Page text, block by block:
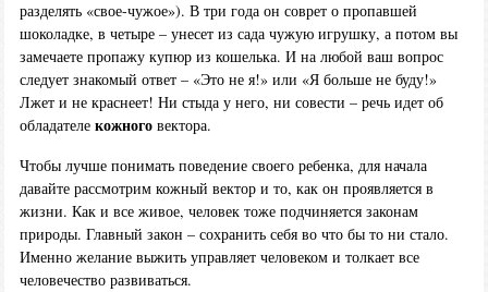
разделять «свое-чужое»). В три года он соврет о пропавшей
шоколадке, в четыре – унесет из сада чужую игрушку, а потом вы
замечаете пропажу купюр из кошелька. И на любой ваш вопрос
следует знакомый ответ – «Это не я!» или «Я больше не буду!»
Лжет и не краснеет! Ни стыда у него, ни совести – речь идет об
обладателе кожноговектора.
Чтобы лучше понимать поведение своего ребенка, для начала
давайте рассмотрим кожный вектор и то, как он проявляется в
жизни. Как и все живое, человек тоже подчиняется законам
природы. Главный закон – сохранить себя во что бы то ни стало.
Именно желание выжить управляет человеком и толкает все
человечество развиваться.